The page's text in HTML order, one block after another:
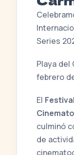
Series
Playa del
febrero
El
culminó
de